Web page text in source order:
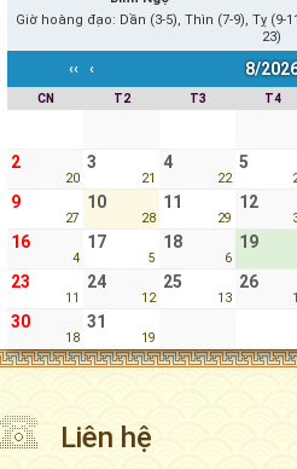
Giờ hoàng đạo: Dần (3-5), Thìn (7-9), Tỵ (9-
23)
‹‹ ‹ 8/
CN T2 T3 T4
2
20
3
21
4
22
5
9
27
10
28
11
29
12
16
4
17
5
18
6
19
23
11
24
12
25
13
26
30
18
31
19
Liên hệ